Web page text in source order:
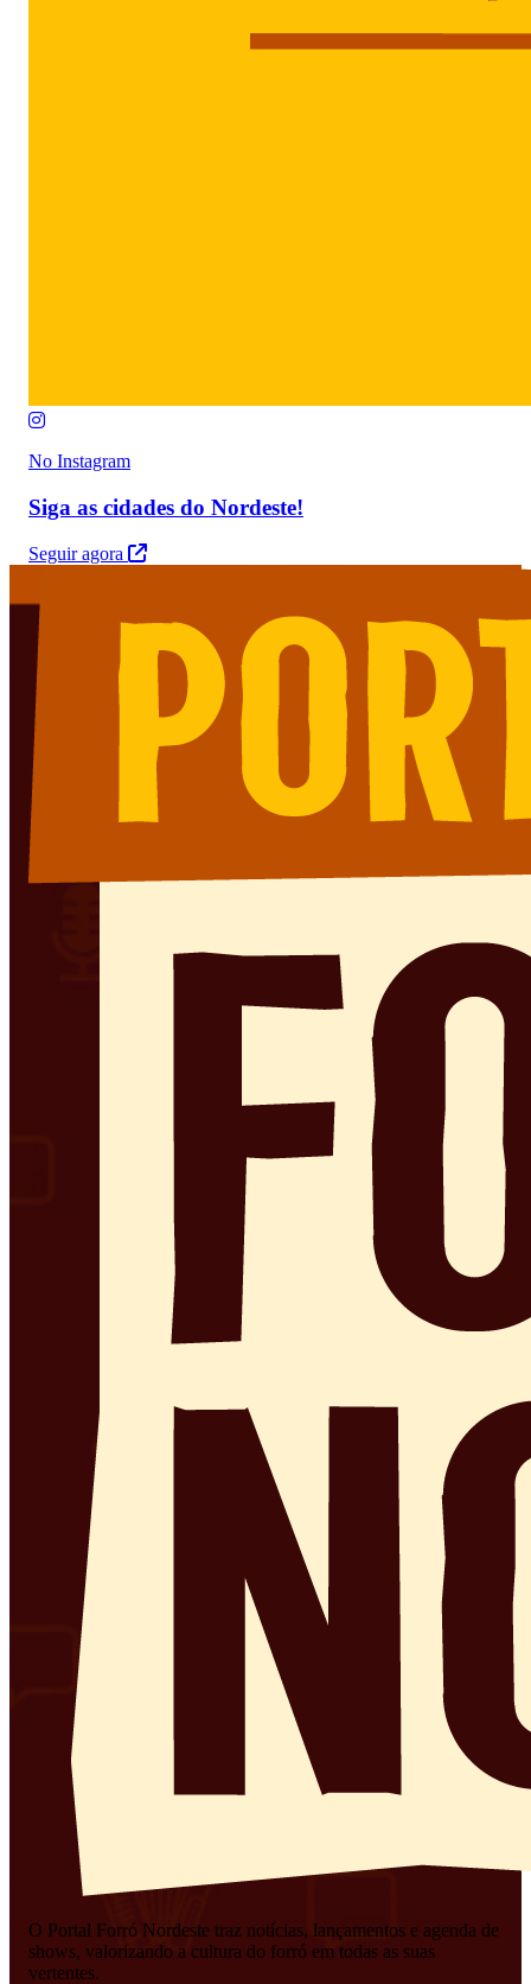
No Instagram
Siga as cidades do Nordeste!
Seguir agora
O Portal Forró Nordeste traz notícias, lançamentos e agenda de
shows, valorizando a cultura do forró em todas as suas
vertentes.